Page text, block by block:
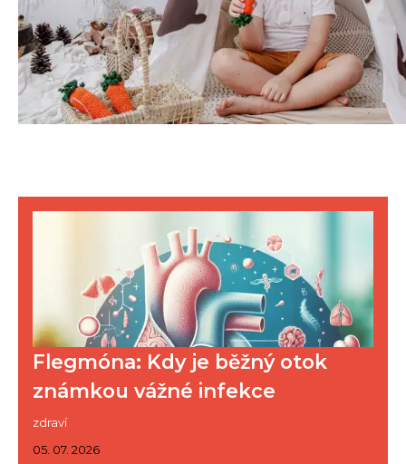
Flegmóna: Kdy je běžný otok
známkou vážné infekce
zdraví
05. 07. 2026